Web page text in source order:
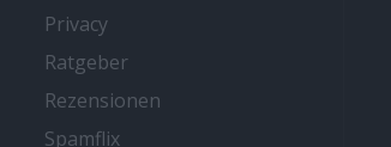
Privacy
Ratgeber
Rezensionen
Spamflix